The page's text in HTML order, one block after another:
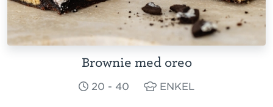
Brownie med oreo
20 - 40 ENKEL